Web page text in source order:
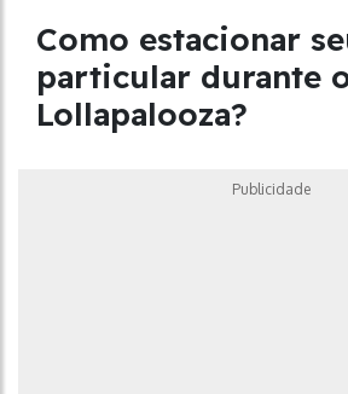
Como estacionar
particular durante
Lollapalooza?
Publicidade